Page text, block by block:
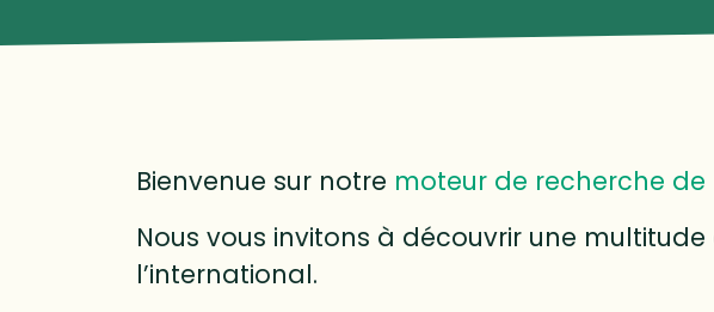
Bienvenue sur notre moteur de recherche
Nous vous invitons à découvrir une
l’international.